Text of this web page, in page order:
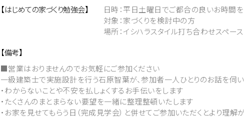
【はじめての家づくり勉強会】
日時：平日土曜日でご都合の良いお時間
対象：家づくりを検討中の方
場所：イシハラスタイル打ち合わせスペース
【備考】
■営業はおりませんのでお気軽にご参加ください
一級建築士で実施設計を行う石原智葉が、参加者一人ひとりのお話を伺い
・わからないことや不安を払しょくするお手伝いをします
・たくさんのまとまらない要望を一緒に整理整頓いたします
・お家を見せてもらう日（完成見学会）と併せてご参加いただくとより理解